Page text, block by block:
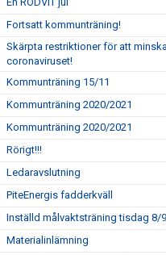
Fortsatt kommunträning!
Skärpta restriktioner för att
coronaviruset!
Kommunträning 15/11
Kommunträning 2020/2021
Kommunträning 2020/2021
Rörigt!!!
Ledaravslutning
PiteEnergis fadderkväll
Inställd målvaktsträning tisdag 8/9
Materialinlämning